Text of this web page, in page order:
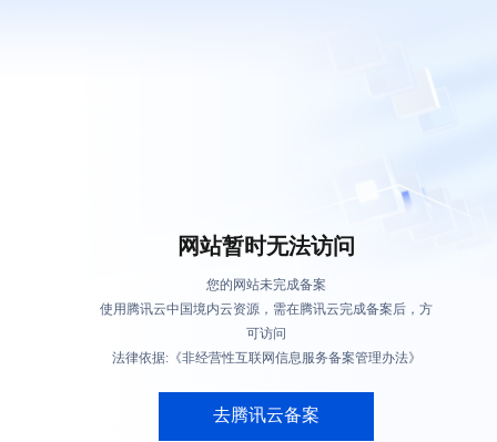
网站暂时无法访问
您的网站未完成备案
使用腾讯云中国境内云资源，需在腾讯云完成备案后，方
可访问
法律依据:《非经营性互联网信息服务备案管理办法》
去腾讯云备案